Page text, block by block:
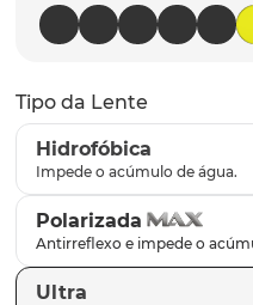
Tipo da Lente
Hidrofóbica
Polarizada
Ultra
9º latch